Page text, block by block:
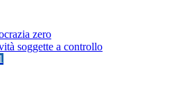
zero
soggette a controllo